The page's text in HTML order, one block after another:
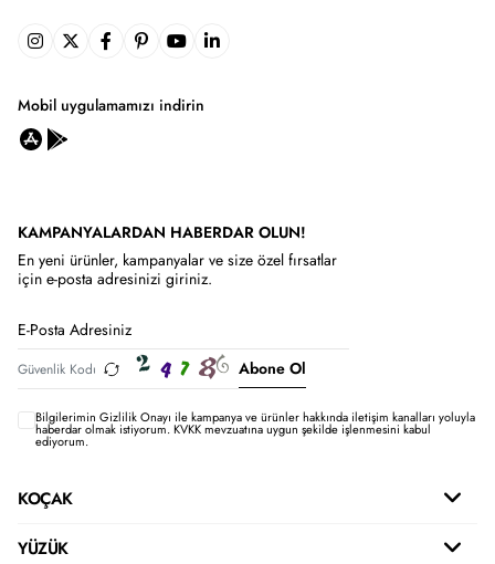
Mobil uygulamamızı indirin
KAMPANYALARDAN HABERDAR OLUN!
En yeni ürünler, kampanyalar ve size özel fırsatlar
için e-posta adresinizi giriniz.
Abone Ol
Bilgilerimin Gizlilik Onayı ile kampanya ve ürünler hakkında iletişim kanalları yoluyla
haberdar olmak istiyorum.KVKK mevzuatına uygun şekilde işlenmesini kabul
ediyorum.
KOÇAK
YÜZÜK